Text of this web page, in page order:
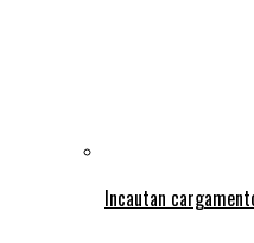
Incautan